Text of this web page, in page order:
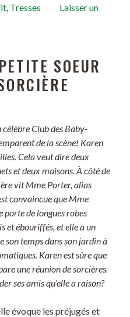
, Tresses
Laisser un
SOEUR
Club des Baby-
de la scène! Karen
Cela veut dire deux
et deux maisons. À côté de
vit Mme Porter, alias
convaincue que Mme
porte de longues robes
et ébouriffés, et elle a un
son temps dans son jardin à
Karen est sûre que
une réunion de sorcières.
ses amis qu’elle a raison?
évoque les préjugés et